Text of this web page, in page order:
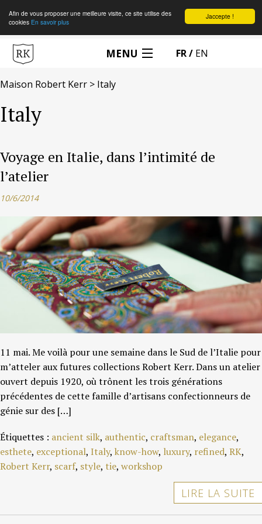
Jaccepte !
Afin de vous proposer une meilleure visite, ce site utilise des
cookies En savoir plus
MENU EN
SUR-MESURE
PRENDRE RENDEZ-VOUS
ACCESSOIRES
MON PANIER
MON COMPTE
CONTACT
Maison Robert Kerr > Italy
Italy
Voyage en Italie, dans l’intimité de
l’atelier
10/6/2014
11 mai. Me voilà pour une semaine dans le Sud de l’Italie pour
m’atteler aux futures collections Robert Kerr. Dans un atelier
ouvert depuis 1920, où trônent les trois générations
précédentes de cette famille d’artisans confectionneurs de
génie sur des […]
Étiquettes : ancient silk, authentic, craftsman, elegance,
esthete, exceptional, Italy, know-how, luxury, refined, RK,
Robert Kerr, scarf, style, tie, workshop
LIRE LA SUITE